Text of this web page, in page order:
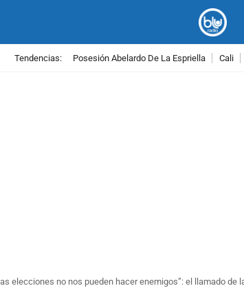
Tendencias: Posesión Abelardo De La Espriella Cali
elecciones no nos pueden hacer enemigos”: el llamado de